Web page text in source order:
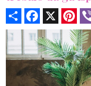
Share Facebook